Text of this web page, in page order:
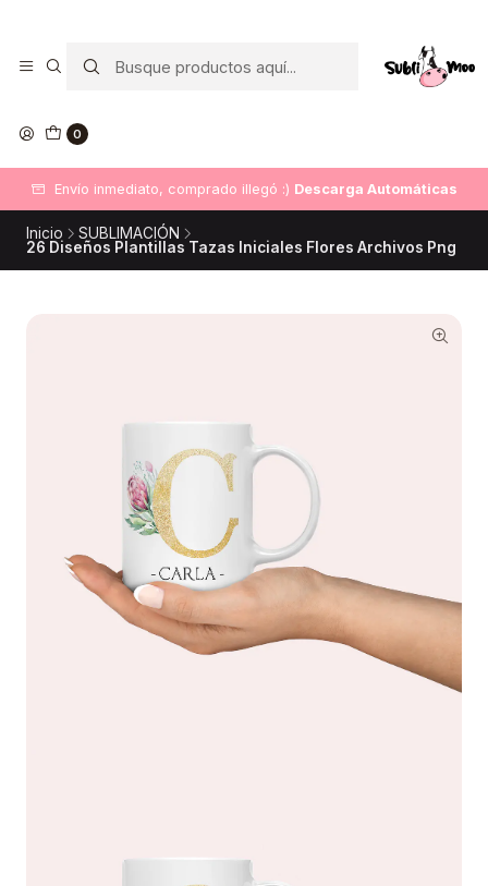
0
Envío inmediato, comprado illegó :) Descarga Automáticas
Inicio
SUBLIMACIÓN
26 Diseños Plantillas Tazas Iniciales Flores Archivos Png